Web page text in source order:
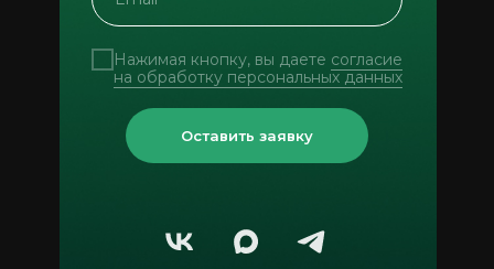
Нажимая кнопку, вы даете согласие
на обработку персональных данных
Оставить заявку